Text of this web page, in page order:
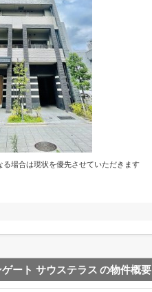
場合は現状を優先させていただきます
ート サウステラス の物件概要